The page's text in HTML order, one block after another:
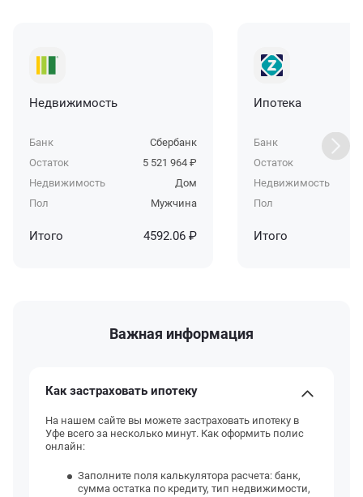
Недвижимость
Банк
Сбербанк
Остаток
5 521 964 ₽
Недвижимость
Дом
Пол
Мужчина
Итого 4592.06 ₽
Ипотека
Банк
Остаток
Недвижимость
Пол
Итого
Важная информация
Как застраховать ипотеку
На нашем сайте вы можете застраховать ипотеку в
Уфе всего за несколько минут. Как оформить полис
онлайн:
Заполните поля калькулятора расчета: банк,
сумма остатка по кредиту, тип недвижимости,